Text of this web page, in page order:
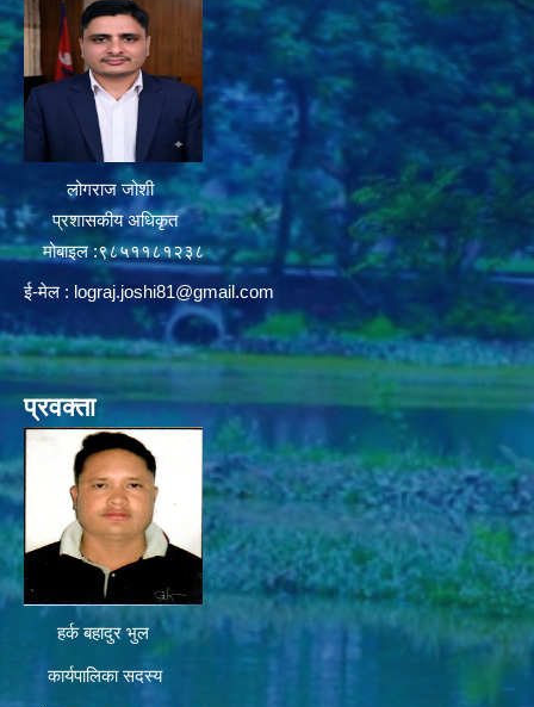
लोगराज जोशी
प्रशासकीय अधिकृत
मोबाइल :९८५११८१२३८
ई-मेल : lograj.joshi81@gmail.com
प्रवक्ता
हर्क बहादुर भुल
कार्यपालिका सदस्य